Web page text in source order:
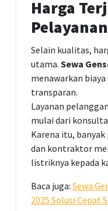
Harga
Selain kualitas,
utama. Sewa
menawarkan
transparan.
Layanan
mulai dari
Karena itu,
dan kontraktor
listriknya kepada
Baca juga: Sewa
2025 Solusi Cepat